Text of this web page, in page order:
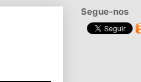
Segue-nos